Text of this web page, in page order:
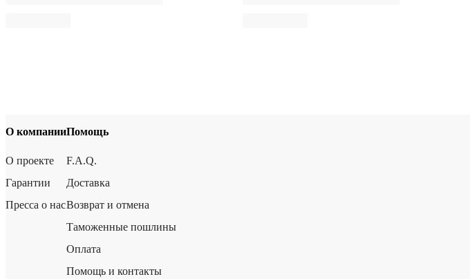
О компании
О проекте
Гарантии
Пресса о нас
Помощь
F.A.Q.
Доставка
Возврат и отмена
Таможенные пошлины
Оплата
Помощь и контакты